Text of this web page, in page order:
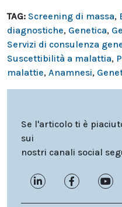
TAG: Screening di massa,
diagnostiche, Genetica,
Servizi di consulenza
Suscettibilità a malattia,
malattie, Anamnesi,
Se l'articolo ti è
sui
nostri canali social